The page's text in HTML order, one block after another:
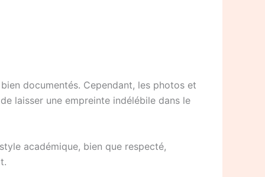
documentés. Cependant, les photos et
laisser une empreinte indélébile dans le
académique, bien que respecté,